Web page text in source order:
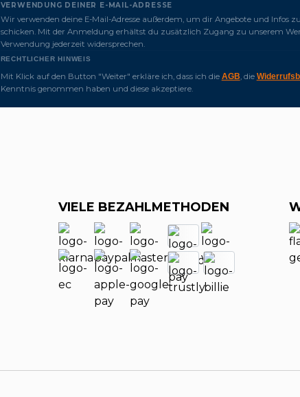
VERWENDUNG DEINER E-MAIL-ADRESSE
Wir verwenden deine E-Mail-Adresse außerdem, um dir Angebote und Infos
schicken. Mit der Anmeldung erhältst du zusätzlich Zugang zu unserem
Verwendung jederzeit widersprechen.
RECHTLICHER HINWEIS
Mit Klick auf den Button "Weiter" erkläre ich, dass ich die AGB, die
Kenntnis genommen haben und diese akzeptiere.
VIELE BEZAHLMETHODEN